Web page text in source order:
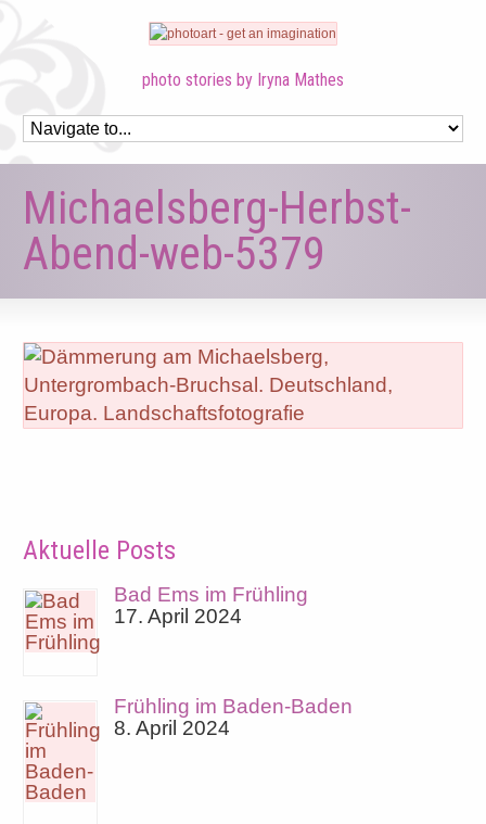
photo stories by Iryna Mathes
Michaelsberg-Herbst-
Abend-web-5379
Aktuelle Posts
Bad Ems im Frühling
17. April 2024
Frühling im Baden-Baden
8. April 2024